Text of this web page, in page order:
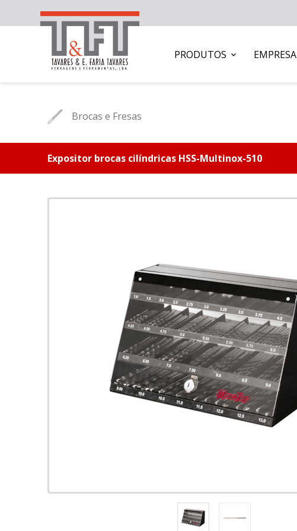
PRODUTOS EMPRESA
Brocas e Fresas
Expositor brocas cilíndricas HSS-Multinox-510